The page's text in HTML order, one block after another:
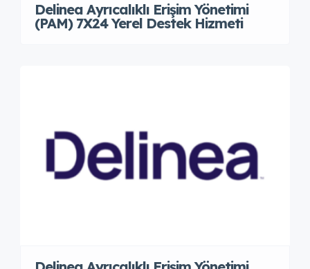
Delinea Ayrıcalıklı Erişim Yönetimi
(PAM) 7X24 Yerel Destek Hizmeti